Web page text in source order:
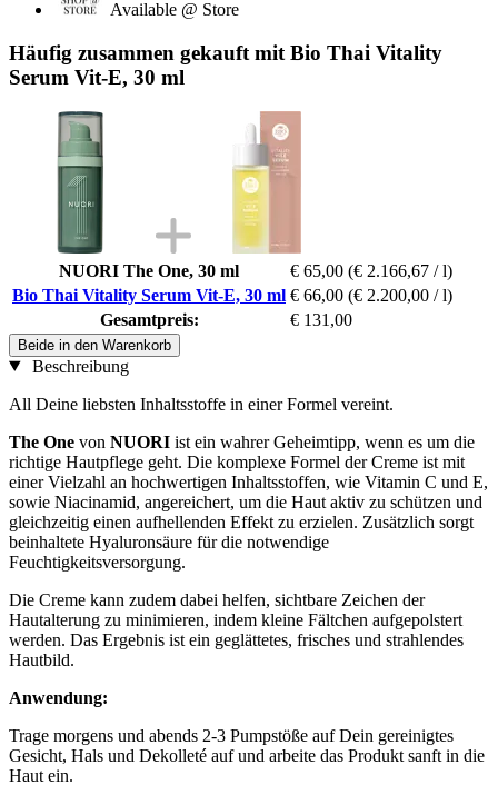
Available @ Store
Häufig zusammen gekauft mit Bio Thai Vitality
Serum Vit-E, 30 ml
NUORI The One, 30 ml € 65,00 (€ 2.166,67 / l)
Bio Thai Vitality Serum Vit-E, 30 ml € 66,00 (€ 2.200,00 / l)
Gesamtpreis:
€ 131,00
Beide in den Warenkorb
Beschreibung
All Deine liebsten Inhaltsstoffe in einer Formel vereint.
The One von NUORI ist ein wahrer Geheimtipp, wenn es um die
richtige Hautpflege geht. Die komplexe Formel der Creme ist mit
einer Vielzahl an hochwertigen Inhaltsstoffen, wie Vitamin C und E,
sowie Niacinamid, angereichert, um die Haut aktiv zu schützen und
gleichzeitig einen aufhellenden Effekt zu erzielen. Zusätzlich sorgt
beinhaltete Hyaluronsäure für die notwendige
Feuchtigkeitsversorgung.
Die Creme kann zudem dabei helfen, sichtbare Zeichen der
Hautalterung zu minimieren, indem kleine Fältchen aufgepolstert
werden. Das Ergebnis ist ein geglättetes, frisches und strahlendes
Hautbild.
Anwendung:
Trage morgens und abends 2-3 Pumpstöße auf Dein gereinigtes
Gesicht, Hals und Dekolleté auf und arbeite das Produkt sanft in die
Haut ein.